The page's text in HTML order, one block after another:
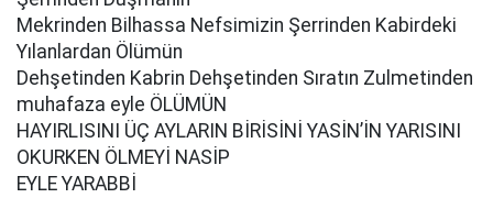
Mekrinden Bilhassa Nefsimizin Şerrinden Kabirdeki
Yılanlardan Ölümün
Dehşetinden Kabrin Dehşetinden Sıratın Zulmetinden
muhafaza eyle ÖLÜMÜN
HAYIRLISINI ÜÇ AYLARIN BİRİSİNİ YASİN’İN YARISINI
OKURKEN ÖLMEYİ NASİP
EYLE YARABBİ